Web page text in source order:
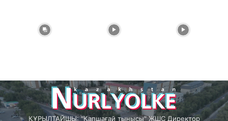
ҚҰРЫЛТАЙШЫ: "Қапшағай тынысы" ЖШС Директор